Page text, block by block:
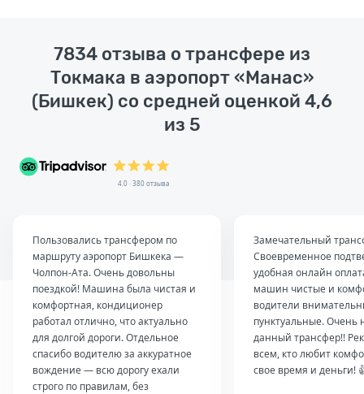
7834 отзыва о трансфере из
Токмака в аэропорт «Манас»
(Бишкек) со средней оценкой 4,6
из 5
4.0 · 380 отзыва
Пользовались трансфером по
маршруту аэропорт Бишкека —
Чолпон-Ата. Очень довольны
поездкой! Машина была чистая и
комфортная, кондиционер
работал отлично, что актуально
для долгой дороги. Отдельное
спасибо водителю за аккуратное
вождение — всю дорогу ехали
строго по правилам, без
Замечательный
Своевременное
удобная онлайн
машин чистые и
водители
пунктуальные. Очень
данный трансфер!!
всем, кто любит
свое время и деньги!